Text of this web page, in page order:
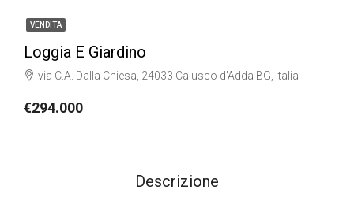
VENDITA
Loggia E Giardino
via C.A. Dalla Chiesa, 24033 Calusco d'Adda BG, Italia
€294.000
Descrizione